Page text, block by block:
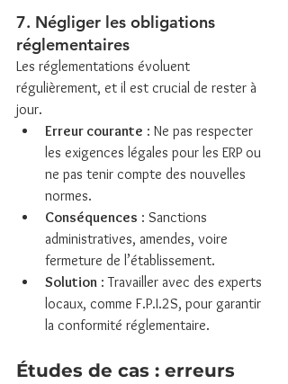
7. Négliger les obligations
réglementaires
Les réglementations évoluent
régulièrement, et il est crucial de rester à
jour.
Erreur courante : Ne pas respecter
les exigences légales pour les ERP ou
ne pas tenir compte des nouvelles
normes.
Conséquences : Sanctions
administratives, amendes, voire
fermeture de l’établissement.
Solution : Travailler avec des experts
locaux, comme F.P.I.2S, pour garantir
la conformité réglementaire.
Études de cas : erreurs